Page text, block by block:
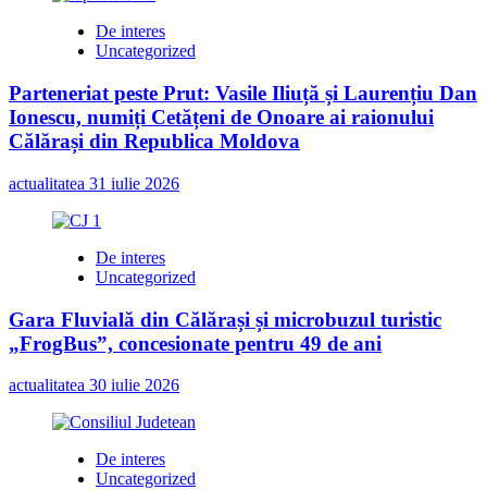
De interes
Uncategorized
Parteneriat peste Prut: Vasile Iliuță și Laurențiu Dan
Ionescu, numiți Cetățeni de Onoare ai raionului
Călărași din Republica Moldova
actualitatea 31 iulie 2026
De interes
Uncategorized
Gara Fluvială din Călărași și microbuzul turistic
„FrogBus”, concesionate pentru 49 de ani
actualitatea 30 iulie 2026
De interes
Uncategorized